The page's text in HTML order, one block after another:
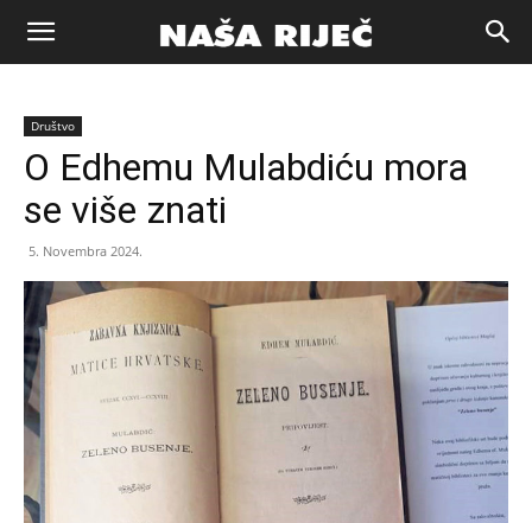
Naša
riječ
Društvo
O Edhemu Mulabdiću mora
se više znati
5. Novembra 2024.